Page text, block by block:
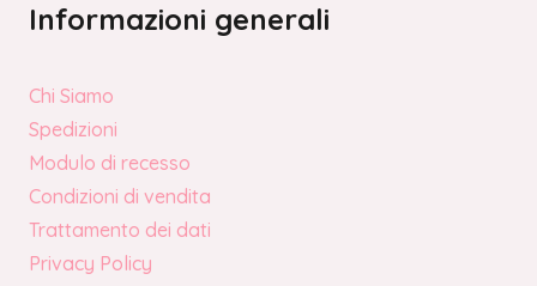
Informazioni generali
Chi Siamo
Spedizioni
Modulo di recesso
Condizioni di vendita
Trattamento dei dati
Privacy Policy